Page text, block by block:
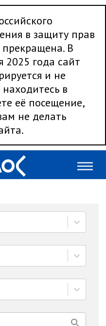
в защиту прав
прекращена. В
2025 года сайт
и не
в
её посещение,
не делать